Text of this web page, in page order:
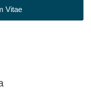
Vitae